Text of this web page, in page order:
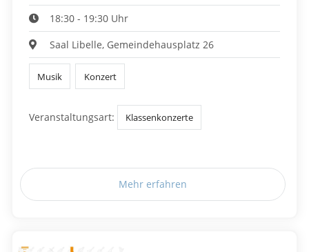
18:30 - 19:30 Uhr
Saal Libelle, Gemeindehausplatz 26
Musik Konzert
Veranstaltungsart: Klassenkonzerte
Mehr erfahren